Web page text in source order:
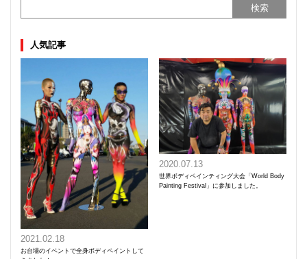
人気記事
2021.02.18
お台場のイベントで全身ボディペイントして
2020.07.13
世界ボディペインティング大会「World Body
Painting Festival」に参加しました。